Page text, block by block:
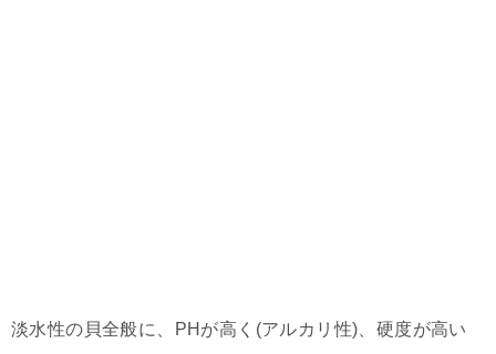
淡水性の貝全般に、PHが高く(アルカリ性)、硬度が高い